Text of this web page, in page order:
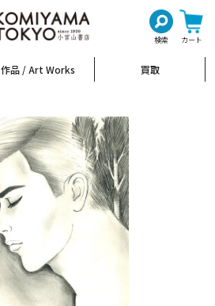
検索 カート
作品 / Art Works 買取